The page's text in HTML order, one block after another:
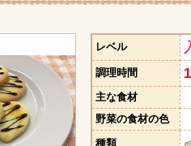
レベル
調理時間
主な食材
野菜の食材の色
種類